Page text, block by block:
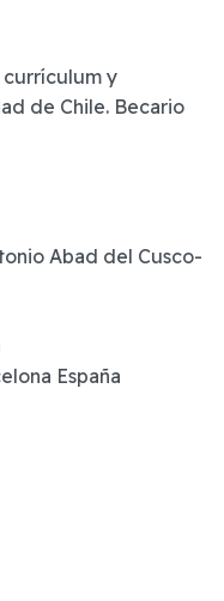
currículum y
de Chile. Becario
Abad del Cusco-
España